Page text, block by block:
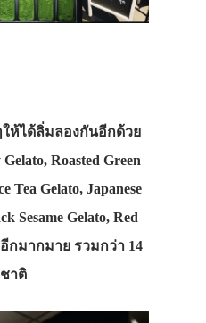
ห้ได้ลิ่มลองกันอีกด้วย
Roasted Green
Tea Gelato, Japanese
Sesame Gelato, Red
กมากมาย รวมกว่า 14
าติ